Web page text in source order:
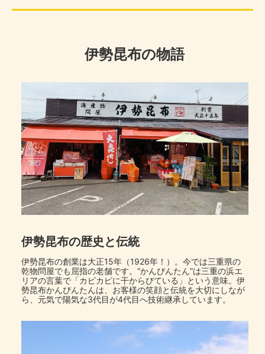
伊勢昆布の物語
伊勢昆布の歴史と伝統
伊勢昆布の創業は大正15年（1926年！）。今では三重県の
乾物問屋でも屈指の老舗です。“かんぴんたん”は三重の浜エ
リアの言葉で「カピカピに干からびている」という意味。伊
勢昆布かんぴんたんは、お客様の笑顔と伝統を大切にしなが
ら、元気で陽気な3代目が4代目へ技術継承しています。